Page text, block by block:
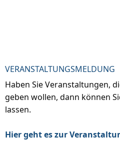
VERANSTALTUNGSMELDUNG
Haben Sie Veranstaltungen,
geben wollen, dann können
lassen.
Hier geht es zur